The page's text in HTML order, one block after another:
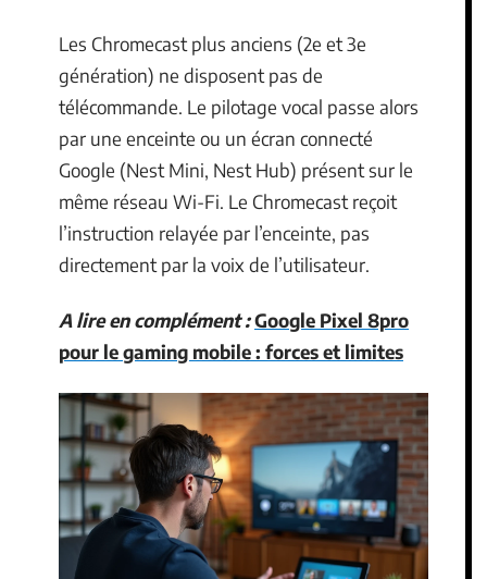
Les Chromecast plus anciens (2e et 3e
génération) ne disposent pas de
télécommande. Le pilotage vocal passe alors
par une enceinte ou un écran connecté
Google (Nest Mini, Nest Hub) présent sur le
même réseau Wi-Fi. Le Chromecast reçoit
l’instruction relayée par l’enceinte, pas
directement par la voix de l’utilisateur.
A lire en complément :Google Pixel 8pro
pour le gaming mobile : forces et limites